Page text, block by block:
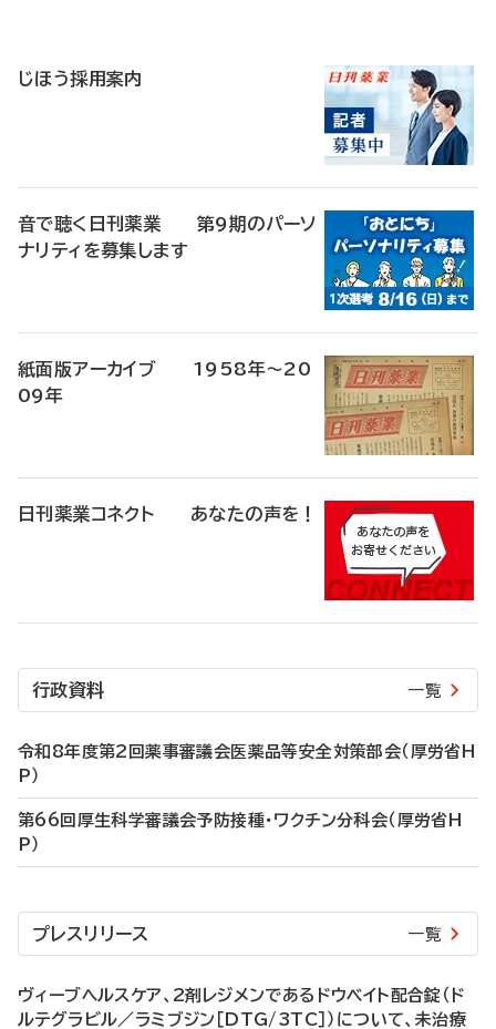
じほう採用案内
音で聴く日刊薬業 第9期のパーソ
ナリティを募集します
紙面版アーカイブ 1958年～20
09年
日刊薬業コネクト あなたの声を！
行政資料 一覧
令和8年度第2回薬事審議会医薬品等安全対策部会（厚労省H
P）
第66回厚生科学審議会予防接種・ワクチン分科会（厚労省H
P）
プレスリリース 一覧
ヴィーブヘルスケア、2剤レジメンであるドウベイト配合錠（ド
ルテグラビル／ラミブジン［DTG/3TC］）について、未治療